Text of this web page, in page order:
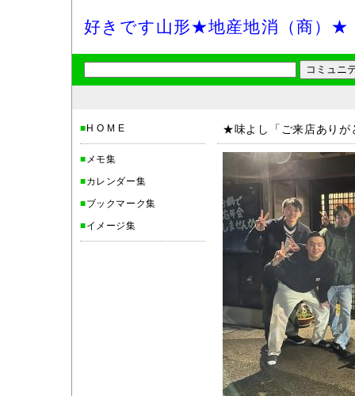
好きです山形★地産地消（商）★
■ H O M E
■ メモ集
■カレンダー集
■ブックマーク集
■イメージ集
★味よし「ご来店ありが